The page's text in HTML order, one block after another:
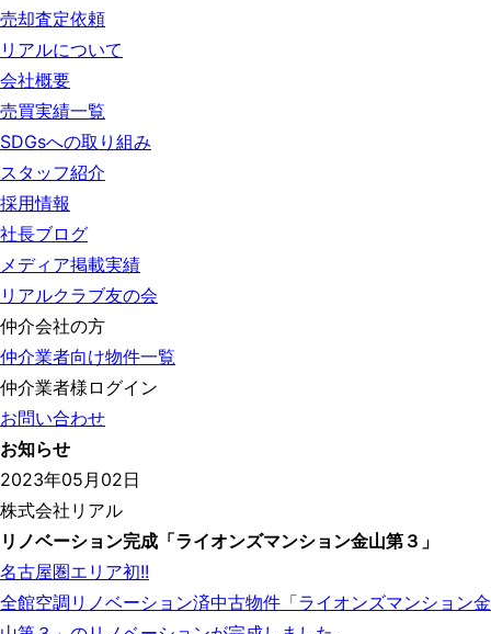
売却査定依頼
リアルについて
会社概要
売買実績一覧
SDGsへの取り組み
スタッフ紹介
採用情報
社長ブログ
メディア掲載実績
リアルクラブ友の会
仲介会社の方
仲介業者向け物件一覧
仲介業者様ログイン
お問い合わせ
お知らせ
2023年05月02日
株式会社リアル
リノベーション完成「ライオンズマンション金山第３」
名古屋圏エリア初!!
全館空調リノベーション済中古物件「ライオンズマンション金